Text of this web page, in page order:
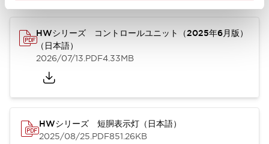
HWシリーズ コントロールユニット（2025年6月版）
（日本語）
2026/07/13.PDF4.33MB
HWシリーズ 短胴表示灯（日本語）
2025/08/25.PDF851.26KB